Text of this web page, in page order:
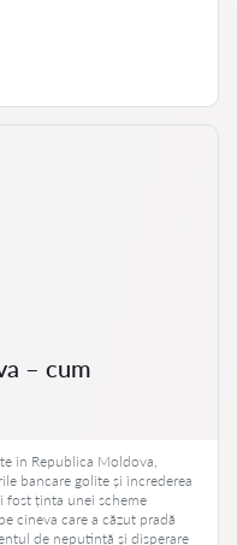
– cum
în Republica Moldova,
bancare golite și încrederea
fost ținta unei scheme
cineva care a căzut pradă
de neputință și disperare